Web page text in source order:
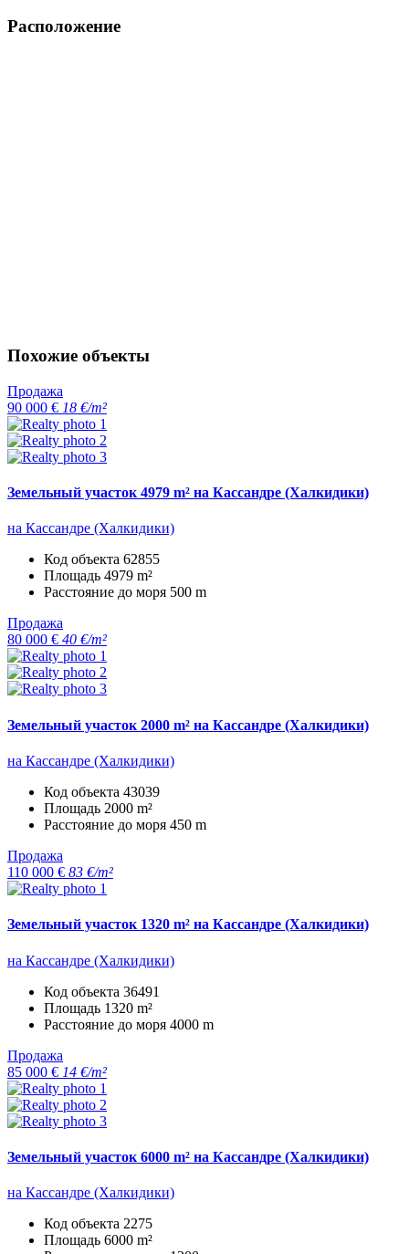
Расположение
Похожие объекты
Продажа
90 000 € 18 €/m²
Земельный участок 4979 m² на Кассандре (Халкидики)
на Кассандре (Халкидики)
Код объекта 62855
Площадь 4979 m²
Расстояние до моря 500 m
Продажа
80 000 € 40 €/m²
Земельный участок 2000 m² на Кассандре (Халкидики)
на Кассандре (Халкидики)
Код объекта 43039
Площадь 2000 m²
Расстояние до моря 450 m
Продажа
110 000 € 83 €/m²
Земельный участок 1320 m² на Кассандре (Халкидики)
на Кассандре (Халкидики)
Код объекта 36491
Площадь 1320 m²
Расстояние до моря 4000 m
Продажа
85 000 € 14 €/m²
Земельный участок 6000 m² на Кассандре (Халкидики)
на Кассандре (Халкидики)
Код объекта 2275
Площадь 6000 m²